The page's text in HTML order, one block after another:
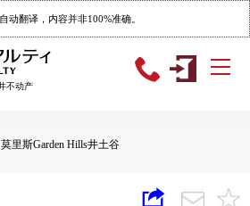
动翻译，内容并非100%准确。
不动产
莫里斯Garden Hills井土谷